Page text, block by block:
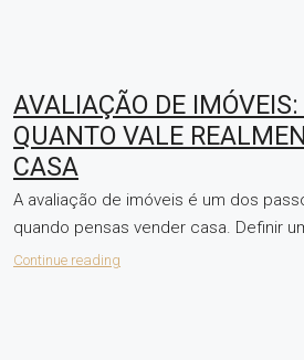
AVALIAÇÃO DE
QUANTO VALE
CASA
A avaliação de imóveis é um dos
quando pensas vender casa. Definir
Continue reading